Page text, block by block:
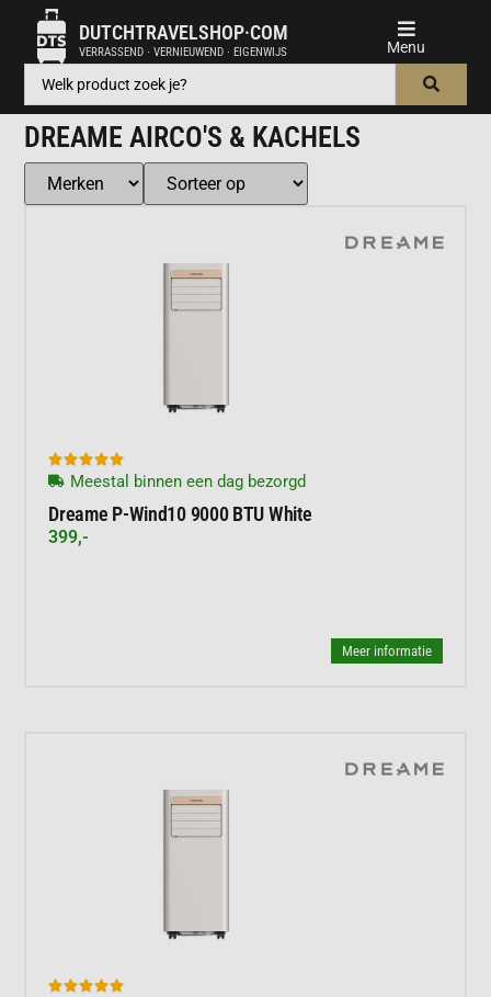
DUTCHTRAVELSHOP·COM
VERRASSEND · VERNIEUWEND · EIGENWIJS
DREAME AIRCO'S & KACHELS

Meestal binnen een dag bezorgd
Dreame P-Wind10 9000 BTU White
399,-
Meer informatie
